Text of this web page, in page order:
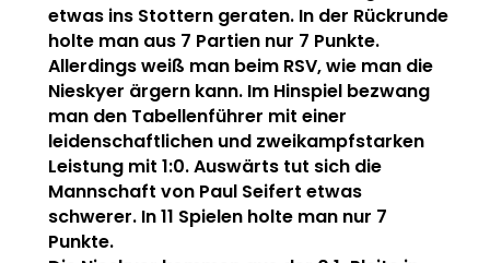
etwas ins Stottern geraten. In der Rückrunde
holte man aus 7 Partien nur 7 Punkte.
Allerdings weiß man beim RSV, wie man die
Nieskyer ärgern kann. Im Hinspiel bezwang
man den Tabellenführer mit einer
leidenschaftlichen und zweikampfstarken
Leistung mit 1:0. Auswärts tut sich die
Mannschaft von Paul Seifert etwas
schwerer. In 11 Spielen holte man nur 7
Punkte.